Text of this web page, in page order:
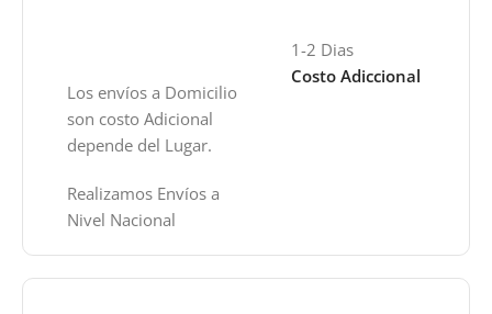
Los envíos a Domicilio
son costo Adicional
depende del Lugar.
Realizamos Envíos a
Nivel Nacional
1-2 Dias
Costo Adiccional